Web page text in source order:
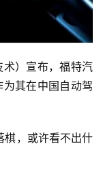
）宣布，福特汽
其在中国自动驾
棋，或许看不出什